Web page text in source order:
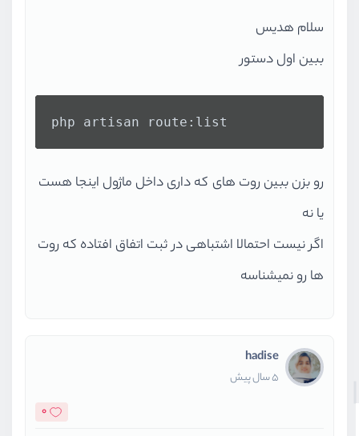
سلام هدیس
ببین اول دستور
php artisan route:list
رو بزن ببین روت های که داری داخل ماژول اینجا هست
یا نه
اگر نیست احتمالا اشتباهی در ثبت اتفاق افتاده که روت
ها رو نمیشناسه
hadise
5 سال پیش
0